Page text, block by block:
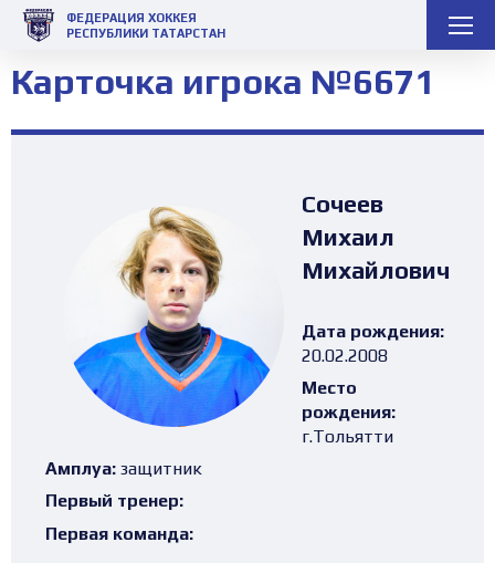
ФЕДЕРАЦИЯ ХОККЕЯ
РЕСПУБЛИКИ ТАТАРСТАН
Карточка игрока №6671
Сочеев
Михаил
Михайлович
Дата рождения:
20.02.2008
Место
рождения:
г.Тольятти
Амплуа: защитник
Первый тренер:
Первая команда: